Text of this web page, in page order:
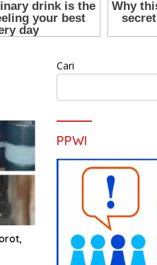
Cari
PPWI